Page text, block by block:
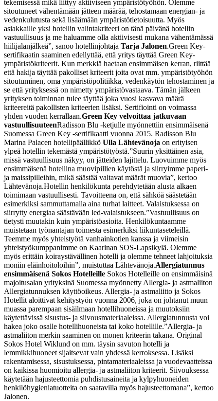
tekemisessä mikä liittyy aktiiviseen ympäristötyöhön. Olemme
sitoutuneet vähentämään jätteen määrää, tehostamaan energian- ja
vedenkulutusta sekä lisäämään ympäristötietoisuutta. Myös
asiakkaille yksi hotellin valintakriteeri on tänä päivänä hotellin
vastuullisuus ja me haluamme olla aktiivisesti mukana vähentämässä
hiilijalanjälkeä”, sanoo hotellinjohtaja Tarja Jalonen.Green Key-
sertifikaatin saaminen edellyttää, että yritys täyttää Green Key-
ympäristökriteerit. Kun merkkiä haetaan ensimmäisen kerran, riittää
että hakija täyttää pakolliset kriteerit joita ovat mm. ympäristötyöhön
sitoutuminen, oma ympäristöpolitiikka, vedenkäytön tehostaminen ja
se että yrityksessä on nimetty ympäristövastaava. Tämän jälkeen
yrityksen toiminnan tulee täyttää joka vuosi kasvava määrä
kriteereitä pakollisten kriteerien lisäksi. Sertifiointi on voimassa
yhden vuoden kerrallaan.Green Key velvoittaa jatkuvaan
vastuullisuuteenRadisson Blu -ketjulle myönnettiin ensimmäisenä
Suomessa Green Key -sertifikaatti vuonna 2015. Radisson Blu
Marina Palacen hotellipäällikkö Ulla Lähtevänoja on erityisen
ylpeä hotellin tekemästä ympäristötyöstä.”Suurin yksittäinen asia,
missä vastuullisuus näkyy, on jätteiden lajittelu. Luovuimme myös
ensimmäisenä hotellina muovipillien käytöstä ja siirryimme paperi-
ja maissipilleihin, mikä säästää valtavat määrät muovia”, kertoo
Lähtevänoja.Hotellin henkilökunta perehdytetään alusta alkaen
toimimaan vastuullisesti. Tavoitteena on, että sähköä säästetään
esimerkiksi sammuttamalla aina turhat laitteet. Valaistuksessa on
siirrytty energiaa säästävään led-valaistukseen.”Vastuullisuus on
tietysti muutakin kuin ympäristöasioita. Henkilökuntaamme
muistetaan työnantajan toimesta esimerkiksi liikuntaseteleillä.
Teemme myös yhteistyötä vanhainkotien kanssa ja viimeisin
yhteistyökumppanimme on Kaarinan SOS-Lapsikylä. Olemme
myös erittäin koiraystävällinen hotelli ja olemme tehneet lahjoituksia
moniin eläinhoitoloihin”, muistuttaa Lähtevänoja.Allergiatunnus
ensimmäisenä Sokos Hotelleille Sokos Hotelleille on ensimmäisinä
majoitusalan yrityksinä Suomessa myönnetty Allergia- ja astmaliiton
Allergiatunnuksen käyttöoikeus. Allergia- ja astmaliitto ja Sokos
Hotellit aloittivat kehitystyön vuonna 2006, joka on johtanut muun
muassa parempaan sisäilmaan hotellihuoneissa ja muutoksiin
käytettävissä sisustus- ja siivousmateriaaleissa. Allergiatunnusta voi
hakea joko osalle hotellihuoneista tai koko hotellille.”Allergia- ja
astmaliiton merkin saaminen on monen kriteerin takana. Original
Sokos Hotel Wiklund on mm. täysin savuton hotelli ja
lemmikkihuoneet sijaitsevat vain yhdessä kerroksessa. Lisäksi
rakentamisessa, sisustuksessa, pintamateriaaleissa ja vuodevaatteissa
on kaikissa huomioitu allergia- ja astmaliiton kriteerit. Siivouksessa
käytetään hajusteettomia puhdistusaineita ja kylpyhuoneiden
henkilöhygieniatuotteita on saatavilla myös hajusteettomana”, kertoo
Jalonen.